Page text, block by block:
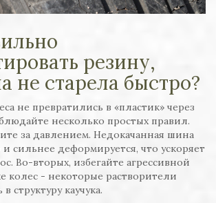
резину,
не старела быстро?
не превратились в «пластик» через
несколько простых правил.
за давлением. Недокачанная шина
и сильнее деформируется, что ускоряет
Во-вторых, избегайте агрессивной
колес - некоторые растворители
структуру каучука.